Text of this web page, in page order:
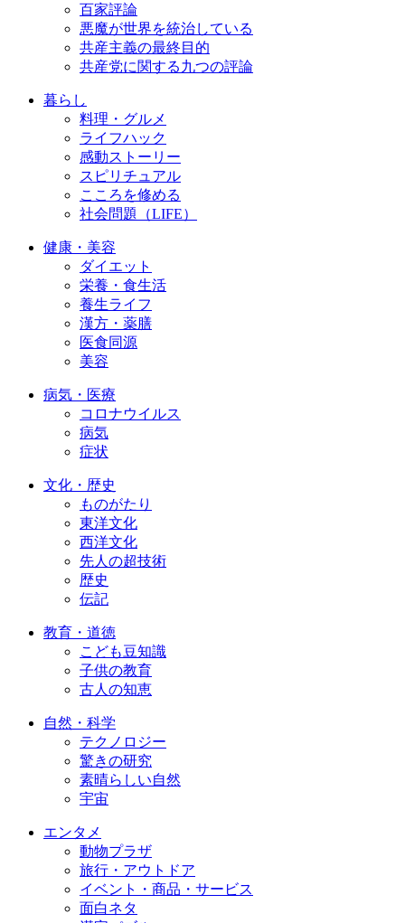
百家評論
悪魔が世界を統治している
共産主義の最終目的
共産党に関する九つの評論
暮らし
料理・グルメ
ライフハック
感動ストーリー
スピリチュアル
こころを修める
社会問題（LIFE）
健康・美容
ダイエット
栄養・食生活
養生ライフ
漢方・薬膳
医食同源
美容
病気・医療
コロナウイルス
病気
症状
文化・歴史
ものがたり
東洋文化
西洋文化
先人の超技術
歴史
伝記
教育・道徳
こども豆知識
子供の教育
古人の知恵
自然・科学
テクノロジー
驚きの研究
素晴らしい自然
宇宙
エンタメ
動物プラザ
旅行・アウトドア
イベント・商品・サービス
面白ネタ